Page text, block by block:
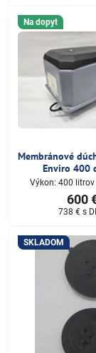
Na dopyt
Membránové
Enviro 400
Výkon: 400
600
738 € s
SKLADOM